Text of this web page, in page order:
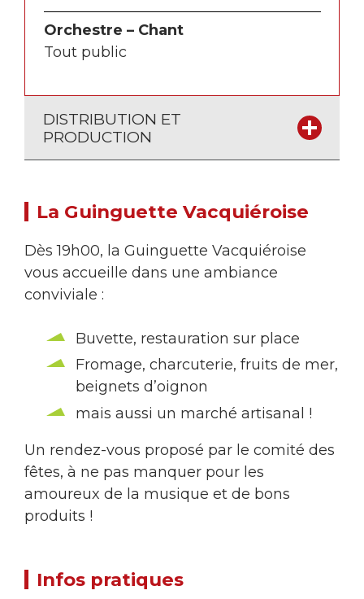
Orchestre – Chant
Tout public
DISTRIBUTION ET
PRODUCTION
La Guinguette Vacquiéroise
Dès 19h00, la Guinguette Vacquiéroise
vous accueille dans une ambiance
conviviale :
Buvette, restauration sur place
Fromage, charcuterie, fruits de mer,
beignets d’oignon
mais aussi un marché artisanal !
Un rendez-vous proposé par le comité des
fêtes, à ne pas manquer pour les
amoureux de la musique et de bons
produits !
Infos pratiques